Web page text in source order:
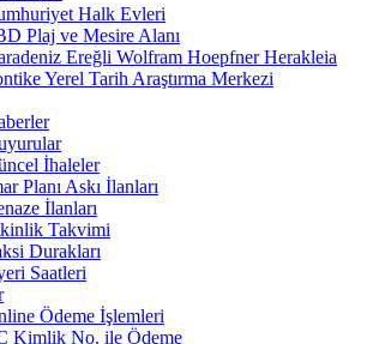
Halk Evleri
Plaj ve Mesire Alanı
Ereğli Wolfram Hoepfner Herakleia
Yerel Tarih Araştırma Merkezi
İhaleler
Planı Askı İlanları
İlanları
Takvimi
Durakları
Saatleri
Ödeme İşlemleri
Kimlik No. ile Ödeme